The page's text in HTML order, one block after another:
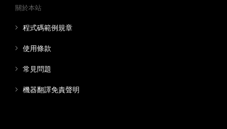
關於本站
程式碼範例規章
使用條款
常見問題
機器翻譯免責聲明